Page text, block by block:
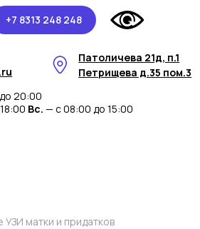
248
с 08:00 до 15:00
матки и придатков